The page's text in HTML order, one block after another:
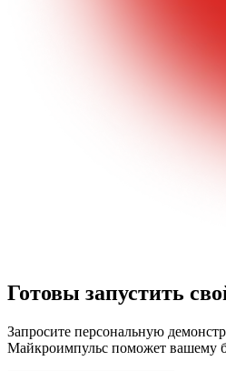
Готовы запустить
Запросите персональную
Майкроимпульс поможет вашему